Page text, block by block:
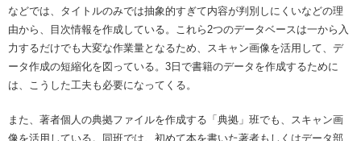
などでは、タイトルのみでは抽象的すぎて内容が判別しにくいなどの理
由から、目次情報を作成している。これら2つのデータベースは一から入
力するだけでも大変な作業量となるため、スキャン画像を活用して、デ
ータ作成の短縮化を図っている。3日で書籍のデータを作成するために
は、こうした工夫も必要になってくる。
また、著者個人の典拠ファイルを作成する「典拠」班でも、スキャン画
像を活用している。同班では、初めて本を書いた著者もしくはデータ部